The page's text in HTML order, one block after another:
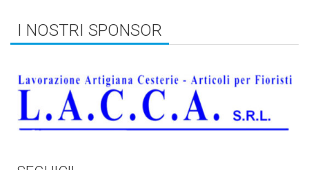
I NOSTRI SPONSOR